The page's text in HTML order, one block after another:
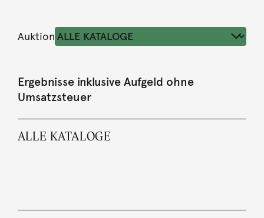
Auktion
Ergebnisse inklusive Aufgeld ohne
Umsatzsteuer
ALLE KATALOGE